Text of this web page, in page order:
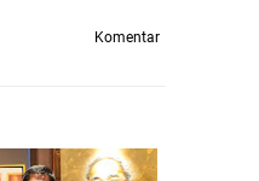
Komentar